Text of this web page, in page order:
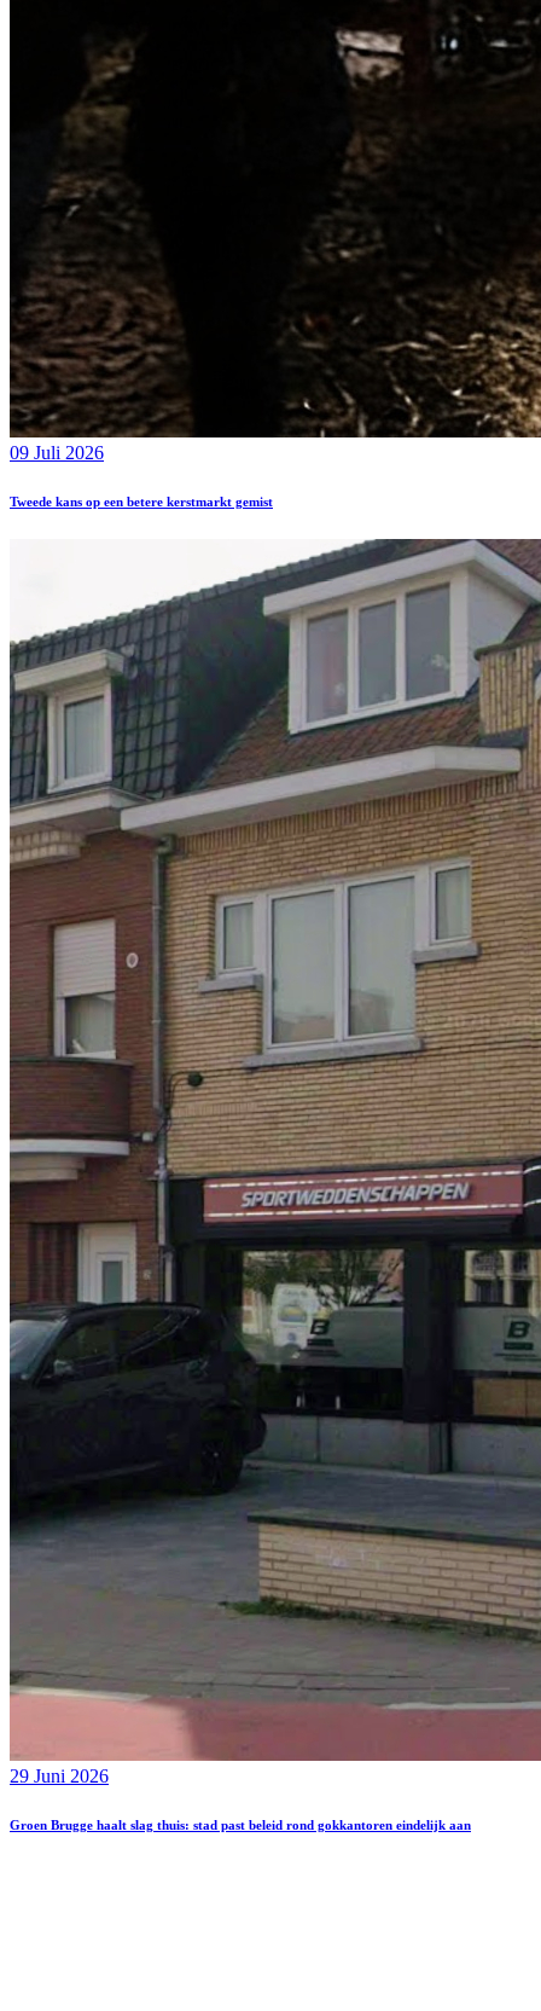
09 Juli 2026
Tweede kans op een betere kerstmarkt gemist
29 Juni 2026
Groen Brugge haalt slag thuis: stad past beleid rond gokkantoren eindelijk aan